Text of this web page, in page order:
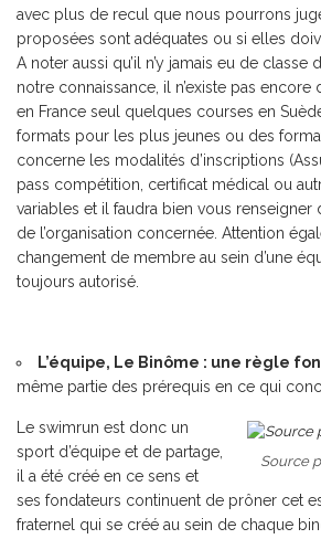
avec plus de recul que nous pourrons
proposées sont adéquates ou si elles
A noter aussi qu’il n’y jamais eu de classe
notre connaissance, il n’existe pas encore
en France seul quelques courses en
formats pour les plus jeunes ou des
concerne les modalités d’inscriptions
pass compétition, certificat médical ou
variables et il faudra bien vous renseigner
de l’organisation concernée. Attention
changement de membre au sein d’une
toujours autorisé.
L’équipe, Le Binôme : une règle
même partie des prérequis en ce qui
Source
Le swimrun est donc un
sport d’équipe et de partage,
il a été créé en ce sens et
ses fondateurs continuent de prôner cet
fraternel qui se créé au sein de chaque